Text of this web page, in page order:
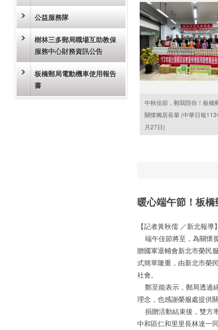
公益服務隊
樹林三多郵局職場互助教保
服務中心財務資訊公告
板橋郵局電動機車使用報告
書
中秋佳節，郵我陪你！板橋
關懷獨居長輩 (中華日報
月27日)
暖心端午節！板
【記者黃秋儒 ／新北報導
端午佳節將至，為關懷
贈國軍退輔會新北市榮民
式簡單隆重，由新北市榮
社會。
鄭至能表示，郵局透過
理念，也感謝榮服處提供
捐贈活動結束後，雙方
中和區仁和里里長林達一